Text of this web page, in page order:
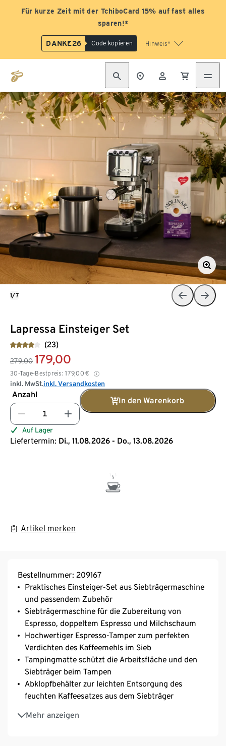
Für kurze Zeit mit der TchiboCard 15% auf fast alles
sparen!*
DANKE26 Code kopieren Hinweis*
Lapressa Einsteiger Set
(23)
279,00 179,00
30-Tage-Bestpreis: 179,00 €
inkl. MwSt.inkl. Versandkosten
Anzahl
In den Warenkorb
Auf Lager
Liefertermin: Di., 11.08.2026 - Do., 13.08.2026
Artikel merken
1/7
Bestellnummer: 209167
Praktisches Einsteiger-Set aus Siebträgermaschine
und passendem Zubehör
Siebträgermaschine für die Zubereitung von
Espresso, doppeltem Espresso und Milchschaum
Hochwertiger Espresso-Tamper zum perfekten
Verdichten des Kaffeemehls im Sieb
Tampingmatte schützt die Arbeitsfläche und den
Siebträger beim Tampen
Abklopfbehälter zur leichten Entsorgung des
feuchten Kaffeesatzes aus dem Siebträger
Mehr anzeigen
Caffè Molinari Espresso Perfetto (250 g ganze
Bohne) für einen cremig-vollmundigen